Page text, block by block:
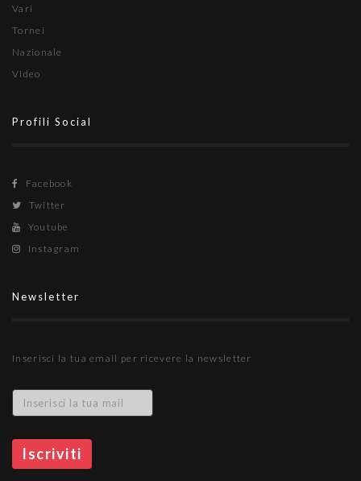
Vari
Tornei
Nazionale
Video
Profili Social
Facebook
Twitter
Youtube
Instagram
Newsletter
Inserisci la tua email per ricevere la newsletter